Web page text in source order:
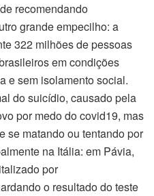
recomendando
grande empecilho: a
322 milhões de pessoas
em condições
e sem isolamento social.
do suicídio, causado pela
por medo do covid19, mas
se matando ou tentando por
na Itália: em Pávia,
por
o resultado do teste